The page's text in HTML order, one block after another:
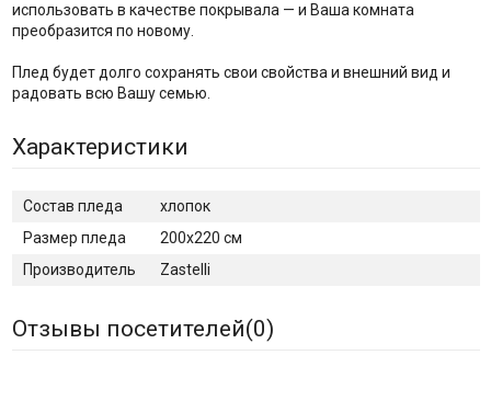
использовать в качестве покрывала — и Ваша комната
преобразится по новому.
Плед будет долго сохранять свои свойства и внешний вид и
радовать всю Вашу семью.
Характеристики
Состав пледа
хлопок
Размер пледа
200х220 см
Производитель
Zastelli
Отзывы посетителей(0)